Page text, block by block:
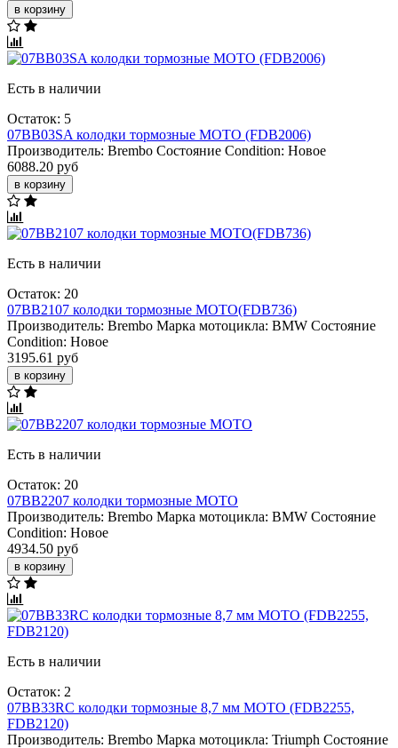
в корзину
Есть в наличии
Остаток: 5
07BB03SA колодки тормозные МОТО (FDB2006)
Производитель: Brembo Состояние Condition: Новое
6088.20 руб
в корзину
Есть в наличии
Остаток: 20
07BB2107 колодки тормозные МОТО(FDB736)
Производитель: Brembo Марка мотоцикла: BMW Состояние
Condition: Новое
3195.61 руб
в корзину
Есть в наличии
Остаток: 20
07BB2207 колодки тормозные МОТО
Производитель: Brembo Марка мотоцикла: BMW Состояние
Condition: Новое
4934.50 руб
в корзину
Есть в наличии
Остаток: 2
07BB33RC колодки тормозные 8,7 мм МОТО (FDB2255,
FDB2120)
Производитель: Brembo Марка мотоцикла: Triumph Состояние